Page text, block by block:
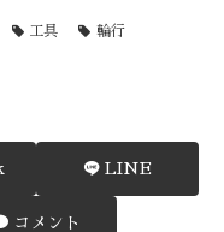
工具 輪行
LINE
コメント